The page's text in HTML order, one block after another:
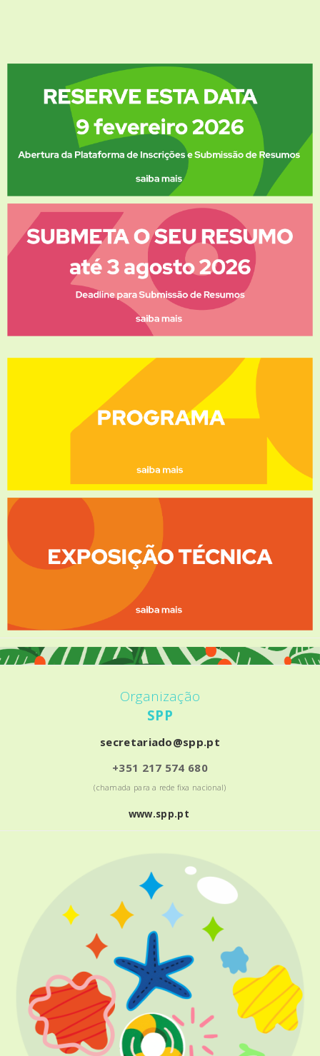
Organização
SPP
secretariado@spp.pt
+351 217 574 680
(chamada para a rede fixa nacional)
www.spp.pt